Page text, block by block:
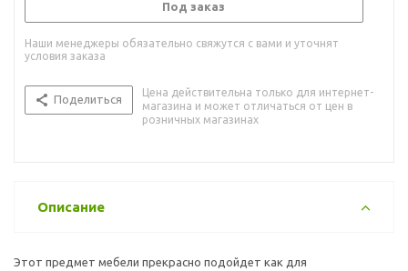
Под заказ
Наши менеджеры обязательно свяжутся с вами и уточнят
условия заказа
Поделиться
Цена действительна только для интернет-
магазина и может отличаться от цен в
розничных магазинах
Описание
Этот предмет мебели прекрасно подойдет как для